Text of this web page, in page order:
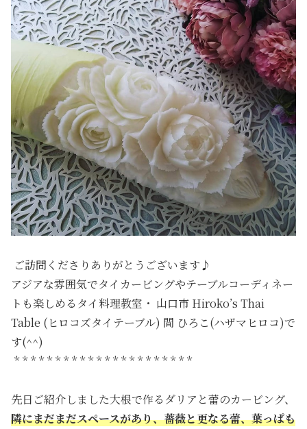
ご訪問くださりありがとうございます♪
アジアな雰囲気でタイカービングやテーブルコーディネー
トも楽しめるタイ料理教室・ 山口市 Hiroko’s Thai
Table (ヒロコズタイテーブル) 間 ひろこ(ハザマヒロコ)で
す(^^)
* * * * * * * * * * * * * * * * * * * * * *
先日ご紹介しました大根で作るダリアと蕾のカービング、
隣にまだまだスペースがあり、薔薇と更なる蕾、葉っぱも